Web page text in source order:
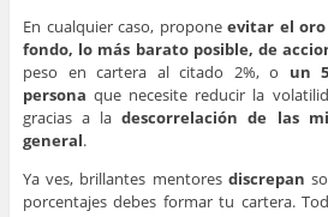
En cualquier caso, proponeevitar el
fondo, lo más barato posible, de
peso en cartera al citado 2%, o un
persona que necesite reducir la
gracias a ladescorrelación de las
general.
Ya ves, brillantes mentores discrepan
porcentajes debes formar tu cartera.